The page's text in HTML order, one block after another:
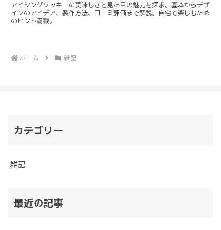
アイシングクッキーの美味しさと見た目の魅力を探求。基本からデザ
インのアイデア、製作方法、口コミ評価まで解説。自宅で楽しむため
のヒント満載。
ホーム 雑記
カテゴリー
雑記
最近の記事